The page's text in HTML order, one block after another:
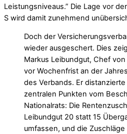
Leistungsniveaus.” Die Lage vor
S wird damit zunehmend
Doch der
wieder ausgeschert. Dies
Markus Leibundgut, Chef
vor Wochenfrist an der
des Verbands. Er
zentralen Punkten vom
Nationalrats: Die
Leibundgut 20 statt 15
umfassen, und die